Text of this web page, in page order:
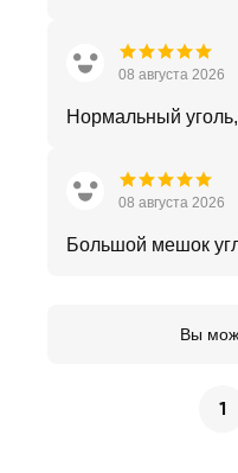
08 августа 2026
Нормальный
08 августа 2026
Большой мешок
Вы
1